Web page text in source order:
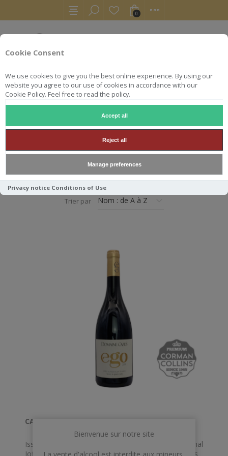
Cookie Consent
We use cookies to give you the best online experience. By using our
website you agree to our use of cookies in accordance with our
Cookie Policy. Feel free to read the policy.
Accept all
Reject all
Manage preferences
Privacy notice Conditions of Use
0
ACCUEIL VINS ROUSSILLON
ROUSSILLON
Trier par
CAZES EGO COTE ROUSSILLON ROUGE BIO
Issus des vignes ayant appartenu au célèbre Maréchal
Joffre, enfant du pays catalan et héros de guerre, les
Bienvenue sur notre site
La vente d'alcool est interdite aux mineurs,